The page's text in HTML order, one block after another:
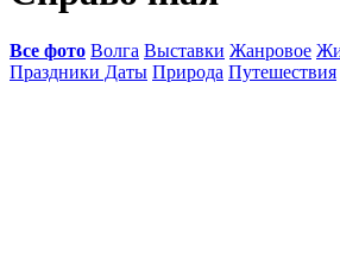
Все фото Волга Выставки Жанровое
Праздники Даты Природа Путешествия